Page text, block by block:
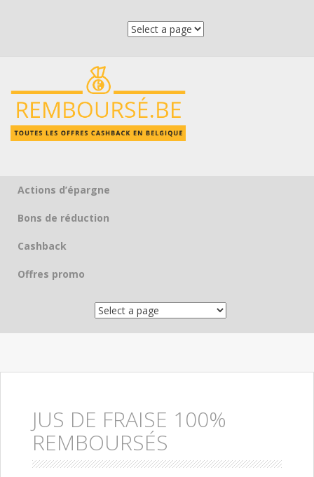
Skip to content
Actions d’épargne
Bons de réduction
Cashback
Offres promo
JUS DE FRAISE 100%
REMBOURSÉS